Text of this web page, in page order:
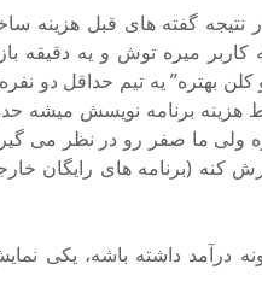
گفته های قبل هزینه ساختن
میره توش و یه دقیقه
بهتره” یه تیم حداقل دو
کنه (برنامه های رایگان
درآمد داشته باشه، یکی